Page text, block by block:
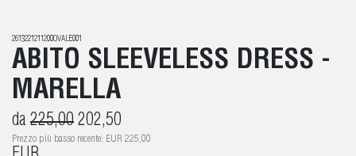
2613221211200OVALE001
ABITO SLEEVELESS DRESS -
MARELLA
da 225,00 202,50
Prezzo più basso recente: EUR 225,00